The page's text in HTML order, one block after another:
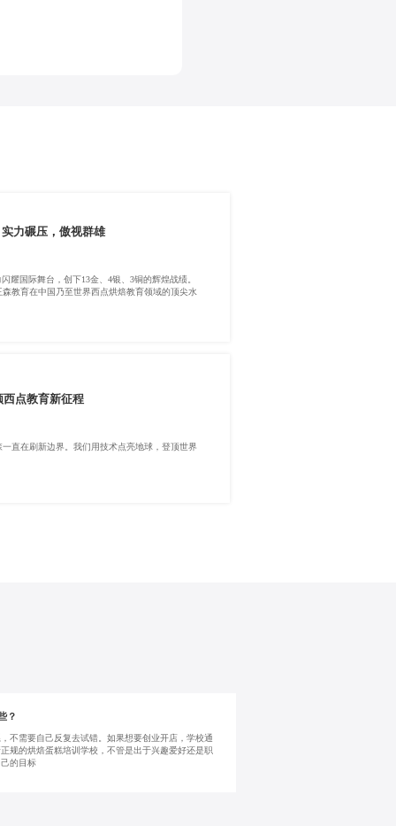
力碾压，傲视群雄
耀国际舞台，创下13金、4银、3铜的辉煌战绩。
教育在中国乃至世界西点烘焙教育领域的顶尖水
西点教育新征程
直在刷新边界。我们用技术点亮地球，登顶世界
？
不需要自己反复去试错。如果想要创业开店，学校通
规的烘焙蛋糕培训学校，不管是出于兴趣爱好还是职
的目标